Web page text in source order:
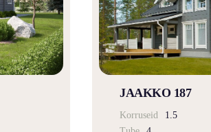
JAAKKO 187
Korruseid
1.5